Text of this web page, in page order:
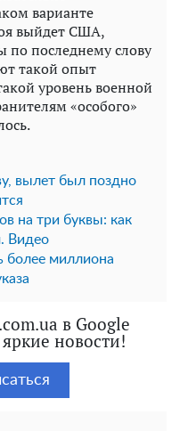
варианте
выйдет США,
по последнему слову
такой опыт
уровень военной
«особого»
вылет был поздно
на три буквы: как
Видео
более миллиона
в Google
новости!